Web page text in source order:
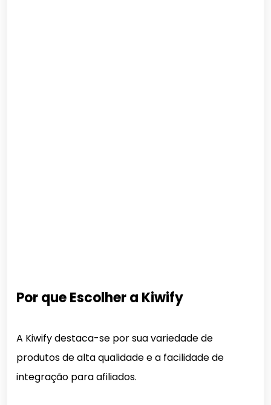
Por que Escolher a Kiwify
A Kiwify destaca-se por sua variedade de
produtos de alta qualidade e a facilidade de
integração para afiliados.